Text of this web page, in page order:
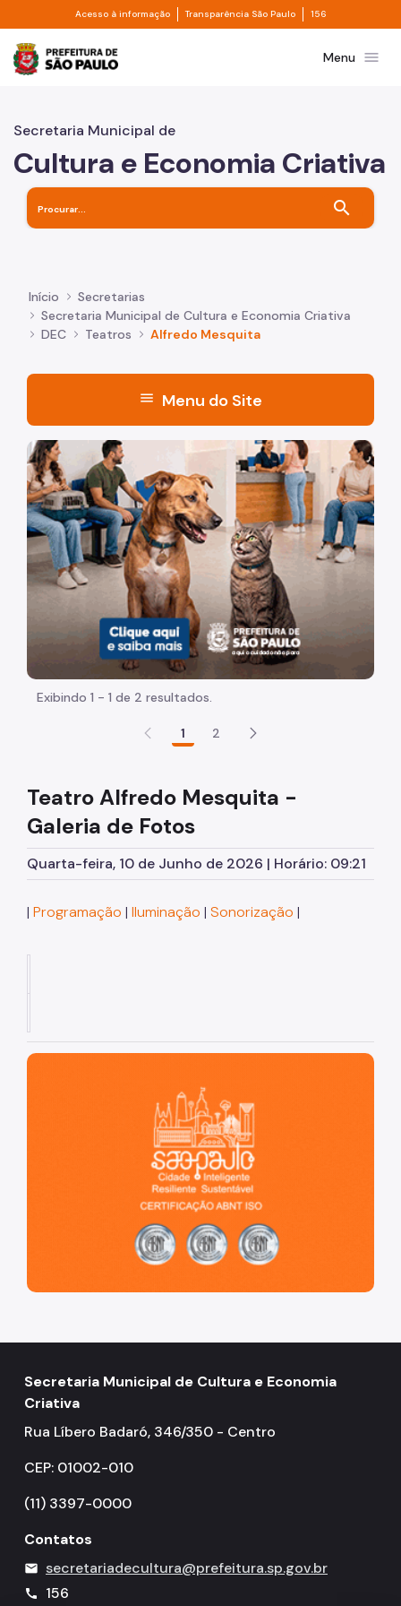
Pular para o Conteúdo principal
Acesso à informação Divisor de acesso à informação
Transparência São Paulo Divisor de
156
Prefeitura de São PauloMenu menu
Secretaria Municipal de
Cultura e Economia Criativa
search
Início
Secretarias
Secretaria Municipal de Cultura e Economia Criativa
DEC
Teatros Alfredo Mesquita
menu Menu do Site
Organização
Notícias
Formação
Teatros
Centros Culturais
Centro Cultural da Penha
CFC Cidade Tiradentes
Imagem de um cachorro caramelo e uma gata rajada,
Exibindo 1 - 1 de 2 resultados.
1 2
Teatro Alfredo Mesquita -
Galeria de Fotos
Quarta-feira, 10 de Junho de 2026 | Horário: 09:21
| Programação | Iluminação | Sonorização |
São Paulo, cidade inteligente, resiliente e sustentável
Secretaria Municipal de Cultura e Economia
Criativa
Rua Líbero Badaró, 346/350 - Centro
CEP: 01002-010
(11) 3397-0000
Contatos
mail secretariadecultura@prefeitura.sp.gov.br
call
156